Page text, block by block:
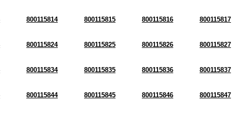
800115814 800115815 800115816 800115817
800115824 800115825 800115826 800115827
800115834 800115835 800115836 800115837
800115844 800115845 800115846 800115847